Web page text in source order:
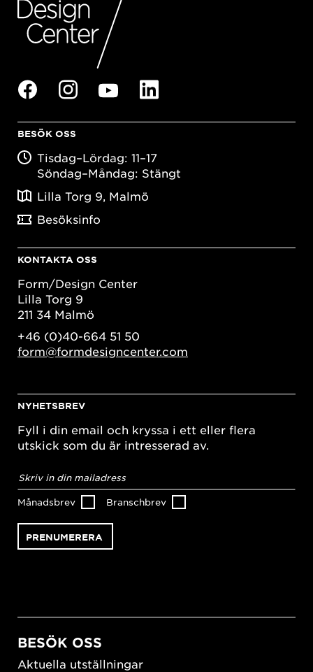
BESÖK OSS
Tisdag–Lördag: 11–17
Söndag–Måndag: Stängt
Lilla Torg 9, Malmö
Besöksinfo
KONTAKTA OSS
Form/Design Center
Lilla Torg 9
211 34 Malmö
+46 (0)40-664 51 50
form@formdesigncenter.com
NYHETSBREV
Fyll i din email och kryssa i ett eller flera
utskick som du är intresserad av.
postadress*
Månadsbrev Branschbrev
BESÖK OSS
Aktuella utställningar